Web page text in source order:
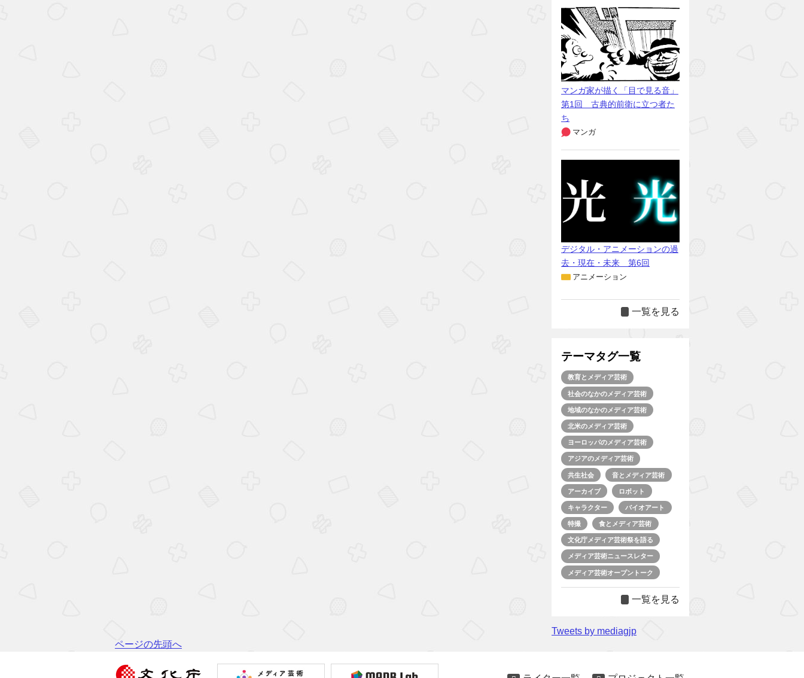
マンガ家が描く「目で見る音」
第1回 古典的前衛に立つ者た
ち
マンガ
デジタル・アニメーションの過
去・現在・未来 第6回
アニメーション
一覧を見る
テーマタグ一覧
教育とメディア芸術
社会のなかのメディア芸術
地域のなかのメディア芸術
北米のメディア芸術
ヨーロッパのメディア芸術
アジアのメディア芸術
共生社会 音とメディア芸術
アーカイブ ロボット
キャラクター バイオアート
特撮 食とメディア芸術
文化庁メディア芸術祭を語る
メディア芸術ニュースレター
メディア芸術オープントーク
一覧を見る
Tweets by mediagjp
ページの先頭へ